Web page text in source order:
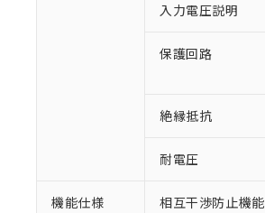
入力電圧説明
保護回路
絶縁抵抗
耐電圧
機能仕様 相互干渉防止機能